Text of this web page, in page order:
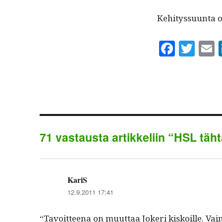
Kehi­tys­su­un­ta
Fa T
71 vastausta artikkeliin “HSL
KariS
12.9.2011 17:41
“Tavoit­teena on muut­taa Jok­eri kiskoille.